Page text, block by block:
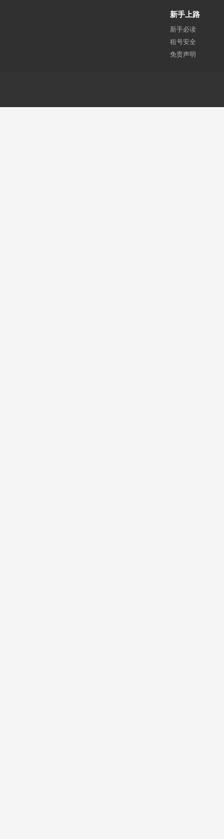
新手上路
新手必读
租号安全
免责声明